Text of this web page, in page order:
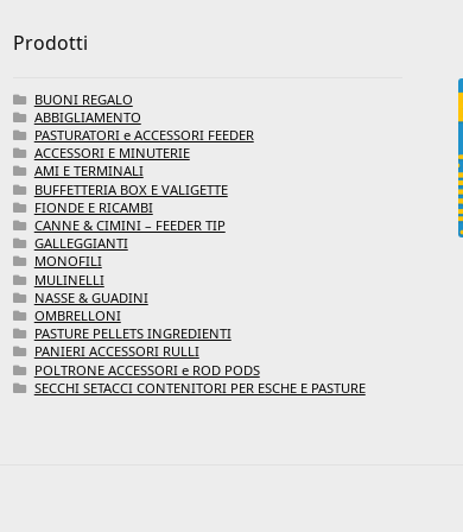
Prodotti
BUONI REGALO
ABBIGLIAMENTO
PASTURATORI e ACCESSORI FEEDER
ACCESSORI E MINUTERIE
AMI E TERMINALI
BUFFETTERIA BOX E VALIGETTE
FIONDE E RICAMBI
CANNE & CIMINI – FEEDER TIP
GALLEGGIANTI
MONOFILI
MULINELLI
NASSE & GUADINI
OMBRELLONI
PASTURE PELLETS INGREDIENTI
PANIERI ACCESSORI RULLI
POLTRONE ACCESSORI e ROD PODS
SECCHI SETACCI CONTENITORI PER ESCHE E PASTURE